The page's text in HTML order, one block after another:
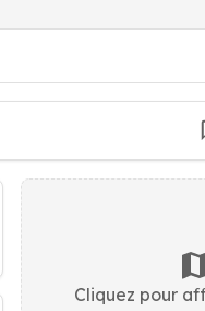
Cliquez pour